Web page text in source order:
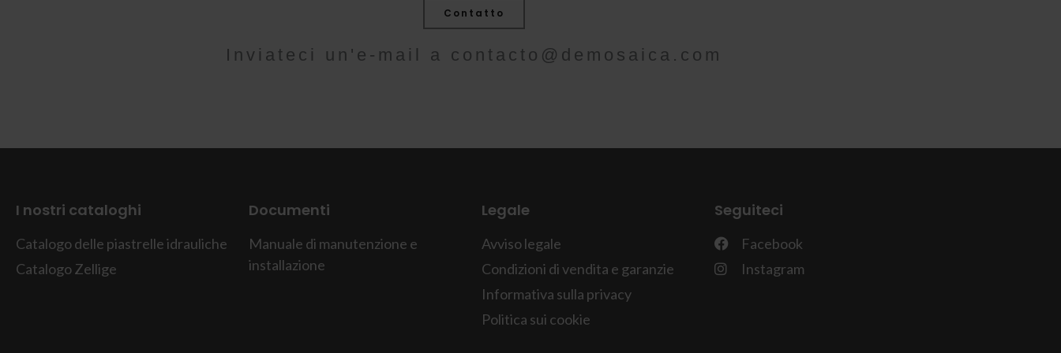
Contatto
Inviateci un'e-mail a contacto@demosaica.com
I nostri cataloghi
Catalogo delle piastrelle idrauliche
Catalogo Zellige
Documenti
Manuale di manutenzione e
installazione
Legale
Avviso legale
Condizioni di vendita e garanzie
Informativa sulla privacy
Politica sui cookie
Seguiteci
Facebook
Instagram